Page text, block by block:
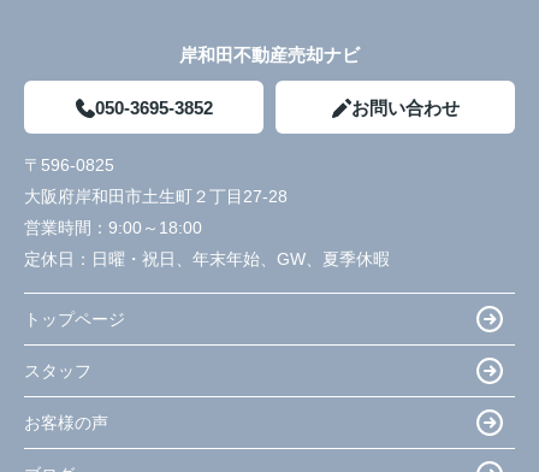
岸和田不動産売却ナビ
050-3695-3852 お問い合わせ
〒596-0825
大阪府岸和田市土生町２丁目27-28
営業時間： 9:00～18:00
定休日： 日曜・祝日、年末年始、GW、夏季休暇
トップページ
スタッフ
お客様の声